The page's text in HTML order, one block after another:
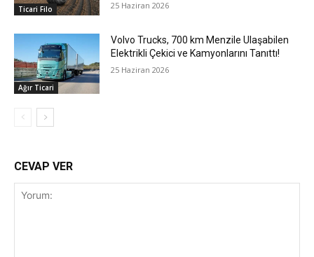
Ticari Filo 25 Haziran 2026
Ağır Ticari
Volvo Trucks, 700 km Menzile Ulaşabilen
Elektrikli Çekici ve Kamyonlarını Tanıttı!
25 Haziran 2026
CEVAP VER